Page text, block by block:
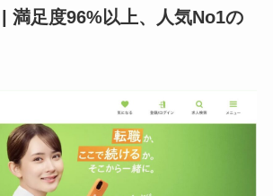
満足度96%以上、人気No1の